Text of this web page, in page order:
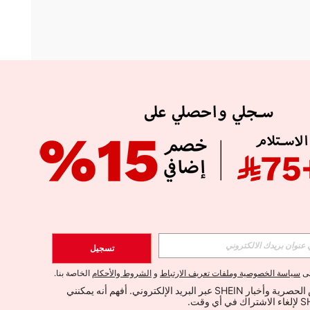
APP
الإشتراك
اشتراك
تسجيل
سياسة الخصوصية وملفات تعريف الارتباط و الشروط والأحكام الخاصة بنا.
أود تلقي العروض الحصرية وأخبار SHEIN عبر البريد الإلكتروني. أفهم أنه يمكنني